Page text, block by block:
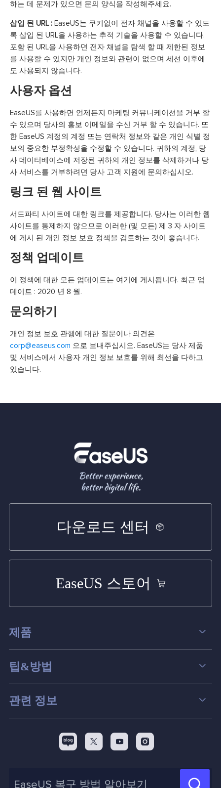
하는 데 문제가 있으면 문의 양식을 작성해주세요.
삽입 된 URL : EaseUS는 쿠키없이 전자 채널을 사용할 수 있도
록 삽입 된 URL을 사용하는 추적 기술을 사용할 수 있습니다.
포함 된 URL을 사용하면 전자 채널을 탐색 할 때 제한된 정보
를 사용할 수 있지만 개인 정보와 관련이 없으며 세션 이후에
도 사용되지 않습니다.
사용자 옵션
EaseUS를 사용하면 언제든지 마케팅 커뮤니케이션을 거부 할
수 있으며 당사의 홍보 이메일을 수신 거부 할 수 있습니다. 또
한 EaseUS 계정의 계정 또는 연락처 정보와 같은 개인 식별 정
보의 중요한 부정확성을 수정할 수 있습니다. 귀하의 계정, 당
사 데이터베이스에 저장된 귀하의 개인 정보를 삭제하거나 당
사 서비스를 거부하려면 당사 고객 지원에 문의하십시오.
링크 된 웹 사이트
서드파티 사이트에 대한 링크를 제공합니다. 당사는 이러한 웹
사이트를 통제하지 않으므로 이러한 (및 모든) 제 3 자 사이트
에 게시 된 개인 정보 보호 정책을 검토하는 것이 좋습니다.
정책 업데이트
이 정책에 대한 모든 업데이트는 여기에 게시됩니다. 최근 업
데이트 : 2020 년 8 월.
문의하기
개인 정보 보호 관행에 대한 질문이나 의견은
corp@easeus.com 으로 보내주십시오. EaseUS는 당사 제품
및 서비스에서 사용자 개인 정보 보호를 위해 최선을 다하고
있습니다.
다운로드 센터
EaseUS 스토어
제품
데이터 복구
파티션 관리
스크린 레코더
백업&복원
신제품 New
팁&방법
컴퓨터 데이터 복구 팁
맥 데이터 복구 팁
디스크 파티션 팁
관련 정보
리셀러
제휴 문의
  
